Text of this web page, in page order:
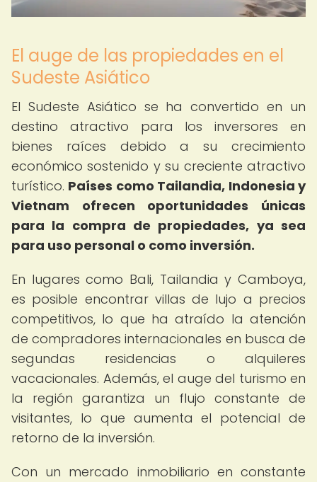
El auge de las propiedades en el
Sudeste Asiático
El Sudeste Asiático se ha convertido en un
destino atractivo para los inversores en
bienes raíces debido a su crecimiento
económico sostenido y su creciente atractivo
turístico. Países como Tailandia, Indonesia y
Vietnam ofrecen oportunidades únicas
para la compra de propiedades, ya sea
para uso personal o como inversión.
En lugares como Bali, Tailandia y Camboya,
es posible encontrar villas de lujo a precios
competitivos, lo que ha atraído la atención
de compradores internacionales en busca de
segundas residencias o alquileres
vacacionales. Además, el auge del turismo en
la región garantiza un flujo constante de
visitantes, lo que aumenta el potencial de
retorno de la inversión.
Con un mercado inmobiliario en constante